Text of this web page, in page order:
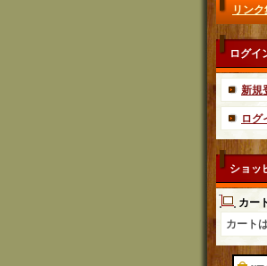
リンク
ログイ
新規
ログ
ショッ
カー
カート